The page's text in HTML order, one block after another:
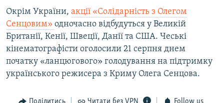
Окрім України, акції «Солідарність з Олегом
Сенцовим» одночасно відбудуться у Великій
Британії, Кенії, Швеції, Данії та США. Чеські
кінематографісти оголосили 21 серпня днем
початку «ланцюгового» голодування на підтримку
українського режисера з Криму Олега Сенцова.